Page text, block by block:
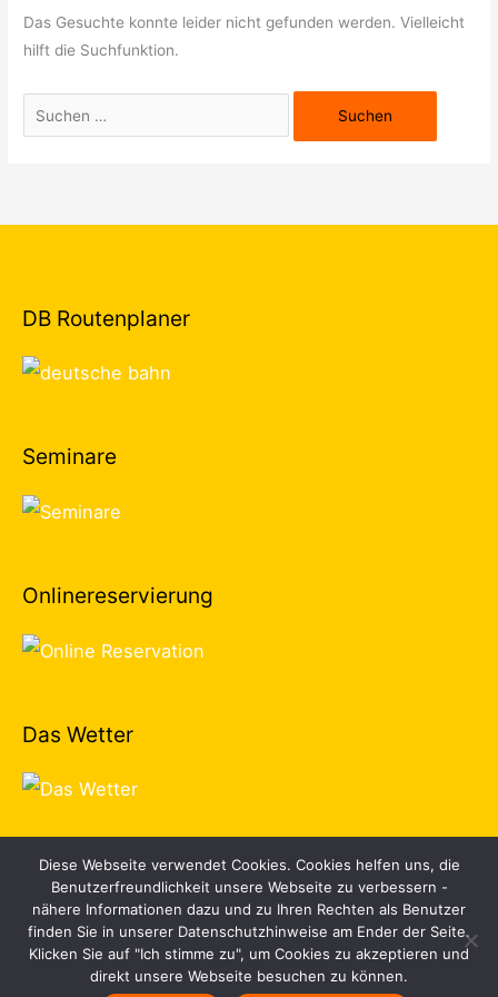
Das Gesuchte konnte leider nicht gefunden werden. Vielleicht
hilft die Suchfunktion.
DB Routenplaner
Seminare
Onlinereservierung
Das Wetter
Kontakt Datenschutz Impressum Über uns
© 2026 SZFL |Designed by Rehman-IT-Solutions
Diese Webseite verwendet Cookies. Cookies helfen uns, die
Benutzerfreundlichkeit unsere Webseite zu verbessern -
nähere Informationen dazu und zu Ihren Rechten als Benutzer
finden Sie in unserer Datenschutzhinweise am Ender der Seite.
Klicken Sie auf "Ich stimme zu", um Cookies zu akzeptieren und
direkt unsere Webseite besuchen zu können.